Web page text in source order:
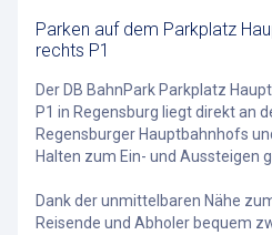
Parken auf dem Parkplatz
rechts P1
Der DB BahnPark Parkplatz
P1 in Regensburg liegt direkt an
Regensburger Hauptbahnhofs
Halten zum Ein- und Aussteigen
Dank der unmittelbaren Nähe
Reisende und Abholer bequem